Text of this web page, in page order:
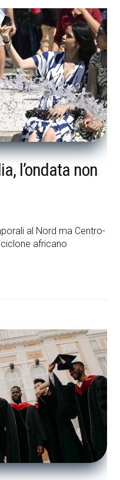
l’ondata non
al Nord ma Centro-
africano